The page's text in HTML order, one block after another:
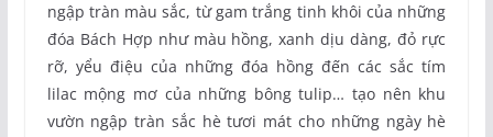
ngập tràn màu sắc, từ gam trắng tinh khôi của những
đóa Bách Hợp như màu hồng, xanh dịu dàng, đỏ rực
rỡ, yểu điệu của những đóa hồng đến các sắc tím
lilac mộng mơ của những bông tulip… tạo nên khu
vườn ngập tràn sắc hè tươi mát cho những ngày hè